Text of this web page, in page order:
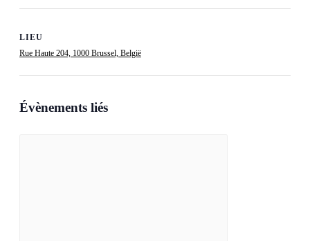
LIEU
Rue Haute 204, 1000 Brussel, België
Évènements liés